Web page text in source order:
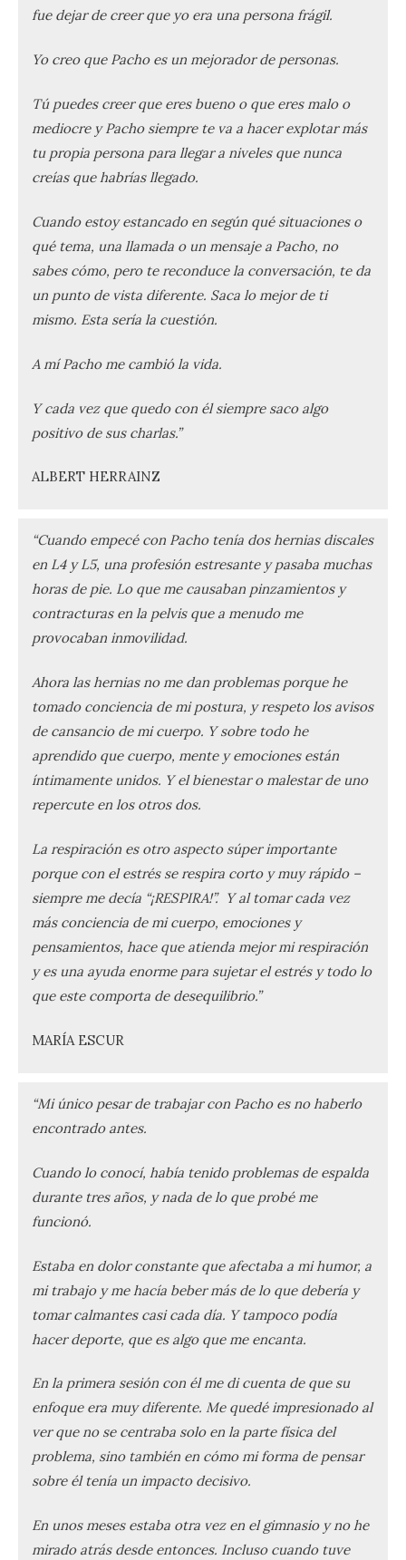
fue dejar de creer que yo era una persona frágil.
Yo creo que Pacho es un mejorador de personas.
Tú puedes creer que eres bueno o que eres malo o
mediocre y Pacho siempre te va a hacer explotar más
tu propia persona para llegar a niveles que nunca
creías que habrías llegado.
Cuando estoy estancado en según qué situaciones o
qué tema, una llamada o un mensaje a Pacho, no
sabes cómo, pero te reconduce la conversación, te da
un punto de vista diferente. Saca lo mejor de ti
mismo. Esta sería la cuestión.
A mí Pacho me cambió la vida.
Y cada vez que quedo con él siempre saco algo
positivo de sus charlas.”
ALBERT HERRAINZ
“Cuando empecé con Pacho tenía dos hernias discales
en L4 y L5, una profesión estresante y pasaba muchas
horas de pie. Lo que me causaban pinzamientos y
contracturas en la pelvis que a menudo me
provocaban inmovilidad.
Ahora las hernias no me dan problemas porque he
tomado conciencia de mi postura, y respeto los avisos
de cansancio de mi cuerpo. Y sobre todo he
aprendido que cuerpo, mente y emociones están
íntimamente unidos. Y el bienestar o malestar de uno
repercute en los otros dos.
La respiración es otro aspecto súper importante
porque con el estrés se respira corto y muy rápido –
siempre me decía “¡RESPIRA!”. Y al tomar cada vez
más conciencia de mi cuerpo, emociones y
pensamientos, hace que atienda mejor mi respiración
y es una ayuda enorme para sujetar el estrés y todo lo
que este comporta de desequilibrio.”
MARÍA ESCUR
“Mi único pesar de trabajar con Pacho es no haberlo
encontrado antes.
Cuando lo conocí, había tenido problemas de espalda
durante tres años, y nada de lo que probé me
funcionó.
Estaba en dolor constante que afectaba a mi humor, a
mi trabajo y me hacía beber más de lo que debería y
tomar calmantes casi cada día. Y tampoco podía
hacer deporte, que es algo que me encanta.
En la primera sesión con él me di cuenta de que su
enfoque era muy diferente. Me quedé impresionado al
ver que no se centraba solo en la parte física del
problema, sino también en cómo mi forma de pensar
sobre él tenía un impacto decisivo.
En unos meses estaba otra vez en el gimnasio y no he
mirado atrás desde entonces. Incluso cuando tuve